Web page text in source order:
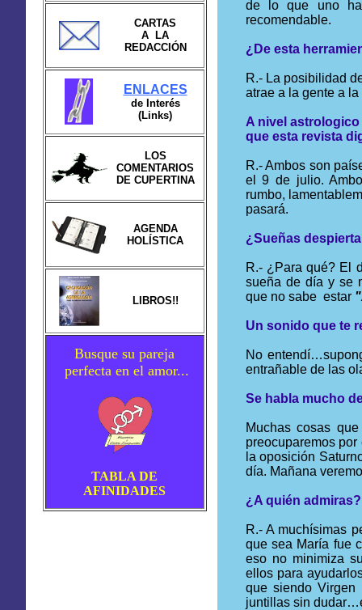
CARTAS
A LA
REDACCIÓN
ENLACES
de Interés
(Links)
LOS
COMENTARIOS
DE CUPERTINA
AGENDA
HOLÍSTICA
LIBROS!!
Busque su pareja
perfecta en el amor...
TABLA DE
AFINIDADES
de lo que uno
recomendable.
¿De esta
R.- La posibilidad
atrae a la gente a
A nivel
que esta revista
R.- Ambos son
el 9 de julio.
rumbo,
pasará.
¿Sueñas
R.- ¿Para qué? El
sueña de día y se
que no sabe estar
Un sonido que te
No
entrañable de las
Se habla mucho
Muchas cosas
preocuparemos
la oposición
día. Mañana
¿A quién admiras?
R.- A muchísimas
que sea María fue
eso no minimiza
ellos para
que siendo
juntillas sin